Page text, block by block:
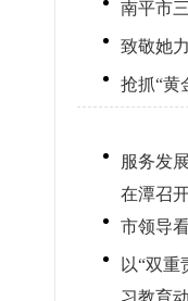
南平市
致敬她
抢抓“黄
服务发
在潭召
市领导
以“双
习教育